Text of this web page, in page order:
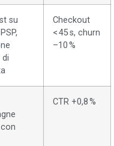
su
Checkout
< 45 s, churn
–10 %
CTR +0,8 %